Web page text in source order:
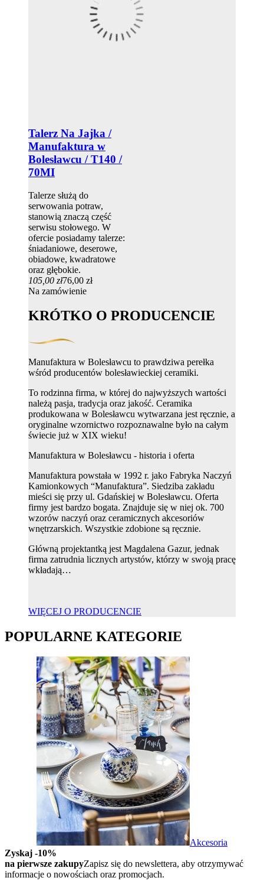
Talerz Na Jajka /
Manufaktura w
Bolesławcu / T140 /
70MI
Talerze służą do
serwowania potraw,
stanowią znaczą część
serwisu stołowego. W
ofercie posiadamy talerze:
śniadaniowe, deserowe,
obiadowe, kwadratowe
oraz głębokie.
105,00 zł76,00 zł
Na zamówienie
KRÓTKO O PRODUCENCIE
Manufaktura w Bolesławcu to prawdziwa perełka
wśród producentów bolesławieckiej ceramiki.
To rodzinna firma, w której do najwyższych wartości
należą pasja, tradycja oraz jakość. Ceramika
produkowana w Bolesławcu wytwarzana jest ręcznie, a
oryginalne wzornictwo rozpoznawalne było na całym
świecie już w XIX wieku!
Manufaktura w Bolesławcu - historia i oferta
Manufaktura powstała w 1992 r. jako Fabryka Naczyń
Kamionkowych “Manufaktura”. Siedziba zakładu
mieści się przy ul. Gdańskiej w Bolesławcu. Oferta
firmy jest bardzo bogata. Znajduje się w niej ok. 700
wzorów naczyń oraz ceramicznych akcesoriów
wnętrzarskich. Wszystkie zdobione są ręcznie.
Główną projektantką jest Magdalena Gazur, jednak
firma zatrudnia licznych artystów, którzy w swoją pracę
wkładają…
WIĘCEJ O PRODUCENCIE
POPULARNE KATEGORIE
Akcesoria
Zyskaj -10%
na pierwsze zakupyZapisz się do newslettera, aby otrzymywać
informacje o nowościach oraz promocjach.